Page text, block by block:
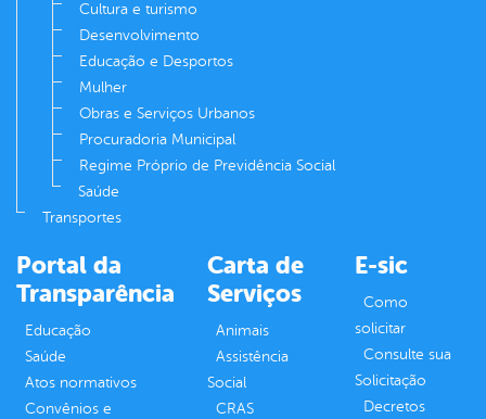
Cultura e turismo
Desenvolvimento
Educação e Desportos
Mulher
Obras e Serviços Urbanos
Procuradoria Municipal
Regime Próprio de Previdência Social
Saúde
Transportes
Portal da
Transparência
Educação
Saúde
Atos normativos
Convênios e
Carta de
Serviços
Animais
Assistência
Social
CRAS
E-sic
Como
solicitar
Consulte sua
Solicitação
Decretos